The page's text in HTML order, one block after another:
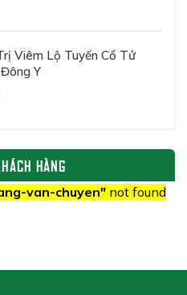
Viêm Lộ Tuyến Cổ Tử
Y
HÀNG
van-chuyen" not found